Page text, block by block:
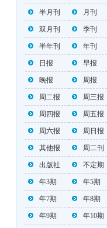
半月刊 月刊
双月刊 季刊
半年刊 年刊
日报 早报
晚报 周报
周二报 周三报
周四报 周五报
周六报 周日报
其他报 周二刊
出版社 不定期
年3期 年5期
年7期 年8期
年9期 年10期